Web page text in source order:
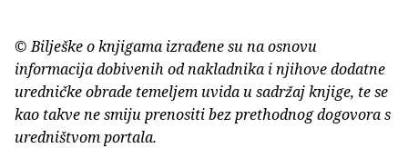
© Bilješke o knjigama izrađene su na osnovu
informacija dobivenih od nakladnika i njihove dodatne
uredničke obrade temeljem uvida u sadržaj knjige, te se
kao takve ne smiju prenositi bez prethodnog dogovora s
uredništvom portala.